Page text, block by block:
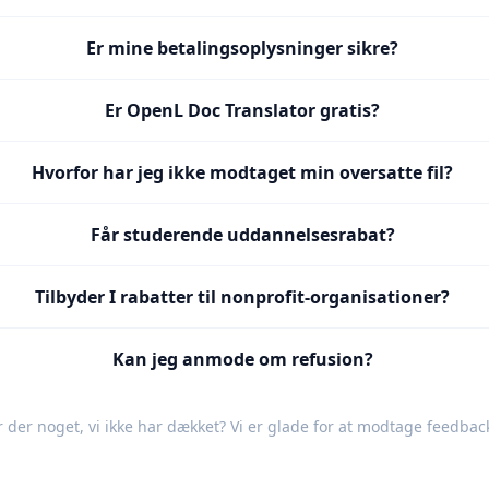
Er mine betalingsoplysninger sikre?
Er OpenL Doc Translator gratis?
Hvorfor har jeg ikke modtaget min oversatte fil?
Får studerende uddannelsesrabat?
Tilbyder I rabatter til nonprofit-organisationer?
Kan jeg anmode om refusion?
der noget, vi ikke har dækket? Vi er glade for at modtage